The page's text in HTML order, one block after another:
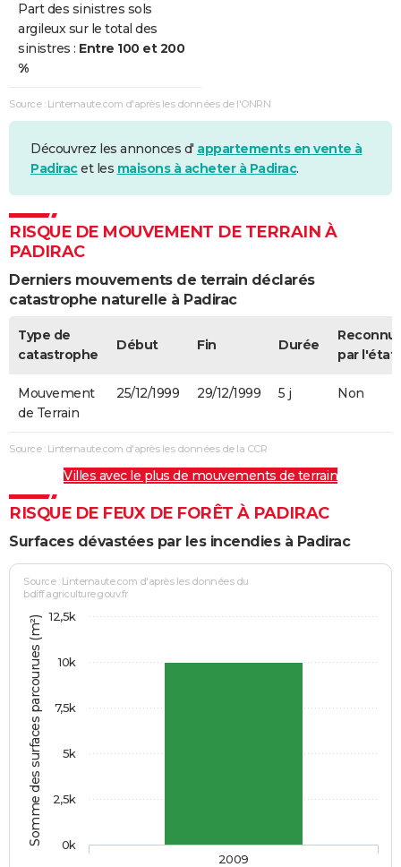
Part des sinistres sols
argileux sur le total des
sinistres : Entre 100 et 200
%
Source : Linternaute.com d'après les données de l'ONRN
Découvrez les annonces d' appartements en vente à
Padiracet les maisons à acheter à Padirac.
RISQUE DE MOUVEMENT DE TERRAIN À
PADIRAC
Derniers mouvements de terrain déclarés
catastrophe naturelle à Padirac
Type de
catastrophe
Début Fin Durée
par l'état
Mouvement
de Terrain
25/12/1999 29/12/1999 5 j Non
Source : Linternaute.com d'après les données de la CCR
Villes avec le plus de mouvements de terrain
RISQUE DE FEUX DE FORÊT À PADIRAC
Surfaces dévastées par les incendies à Padirac
Somme des surfaces parcourues (m²)
Source : Linternaute.com d'après les données du
bdiff.agriculture.gouv.fr
2009
0k
2,5k
5k
7,5k
10k
12,5k